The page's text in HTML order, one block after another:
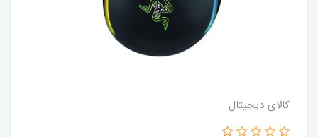
کالای دیجیتال